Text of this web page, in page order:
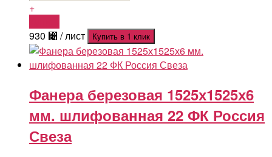
+
930 ⃄ / лист Купить в 1 клик
Фанера березовая 1525х1525х6
мм. шлифованная 22 ФК Россия
Свеза